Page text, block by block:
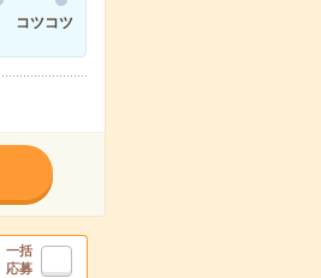
コツコツ
一括
応募